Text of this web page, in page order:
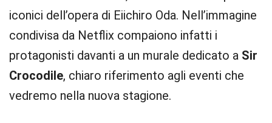
iconici dell’opera di Eiichiro Oda. Nell’immagine
condivisa da Netflix compaiono infatti i
protagonisti davanti a un murale dedicato a Sir
Crocodile, chiaro riferimento agli eventi che
vedremo nella nuova stagione.